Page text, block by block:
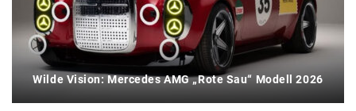
Wilde Vision: Mercedes AMG „Rote Sau“ Modell 2026